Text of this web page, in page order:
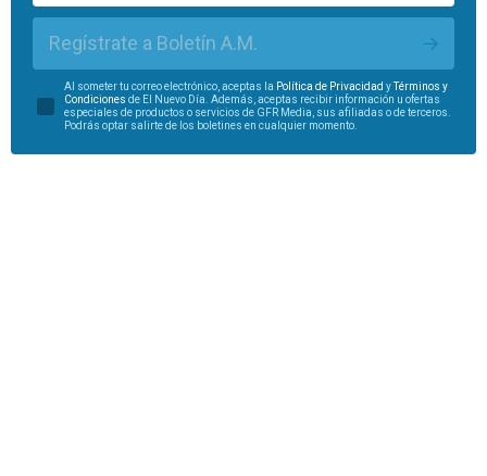
Regístrate a Boletín A.M.
Al someter tu correo electrónico, aceptas la Política de Privacidad yTérminos y
Condiciones de El Nuevo Día. Además, aceptas recibir información u ofertas
especiales de productos o servicios de GFR Media, sus afiliadas o de terceros.
Podrás optar salirte de los boletines en cualquier momento.